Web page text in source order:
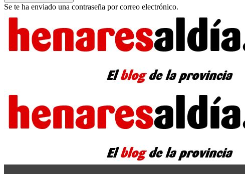
Se te ha enviado una contraseña por correo electrónico.